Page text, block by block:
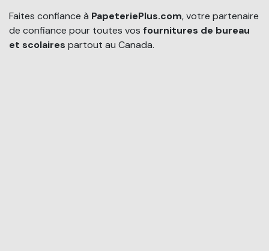
Faites confiance à PapeteriePlus.com, votre partenaire
de confiance pour toutes vos fournitures de bureau
et scolaires partout au Canada.